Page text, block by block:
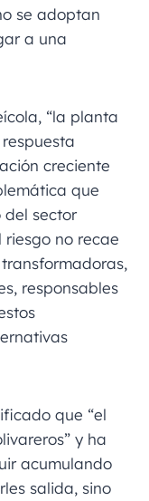
se adoptan
a una
“la planta
creciente
que
sector
riesgo no recae
responsables
que “el
y ha
acumulando
salida, sino